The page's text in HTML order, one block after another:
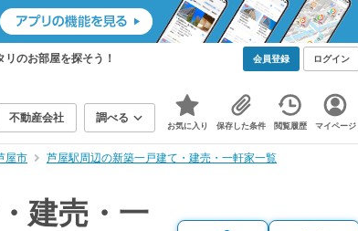
のお部屋を探そう！ 会員登録 ログイン
不動産会社 調べる
お気に入り 保存した条件 閲覧履歴 マイページ
屋市 芦屋駅周辺の新築一戸建て・建売・一軒家一覧
建売・一